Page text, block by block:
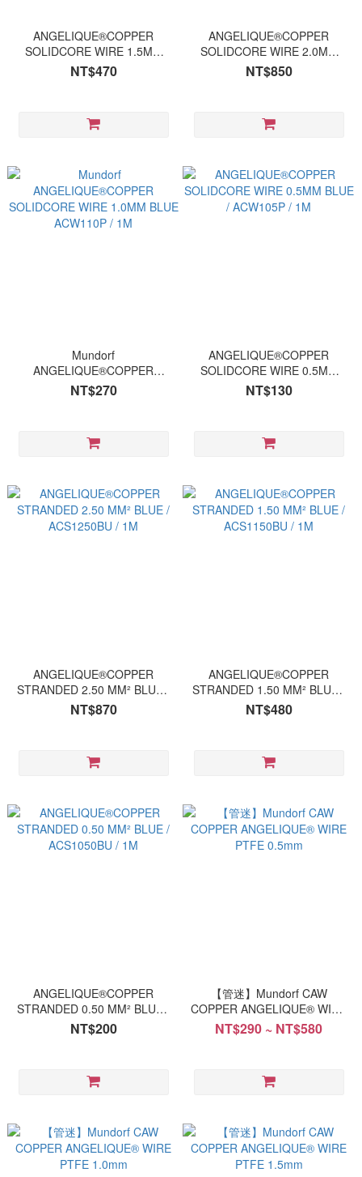
ANGELIQUE®COPPER
SOLIDCORE WIRE 1.5MM
BLUE ACW115P / 1M
NT$470
ANGELIQUE®COPPER
SOLIDCORE WIRE 2.0MM
BLUE ACW120P / 1M
NT$850
Mundorf
ANGELIQUE®COPPER
SOLIDCORE WIRE 1.0MM
BLUE ACW110P / 1M
NT$270
ANGELIQUE®COPPER
SOLIDCORE WIRE 0.5MM
BLUE / ACW105P / 1M
NT$130
ANGELIQUE®COPPER
STRANDED 2.50 MM² BLUE /
ACS1250BU / 1M
NT$870
ANGELIQUE®COPPER
STRANDED 1.50 MM² BLUE /
ACS1150BU / 1M
NT$480
ANGELIQUE®COPPER
STRANDED 0.50 MM² BLUE /
ACS1050BU / 1M
NT$200
【管迷】Mundorf CAW
COPPER ANGELIQUE® WIRE
PTFE 0.5mm
NT$290 ~ NT$580